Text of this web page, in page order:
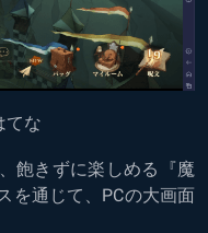
てな
飽きずに楽しめる『魔
を通じて、PCの大画面